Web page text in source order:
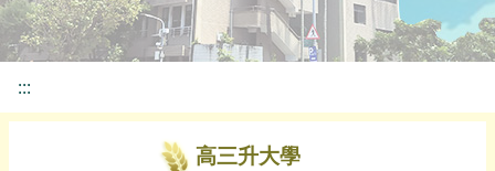
:::
高三升大學